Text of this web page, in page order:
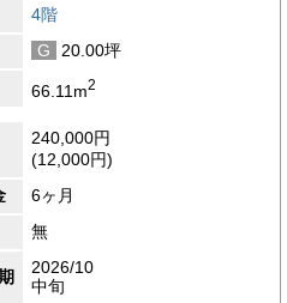
4階
G
20.00坪
66.11m2
240,000円
(12,000円)
6ヶ月
無
2026/10
中旬